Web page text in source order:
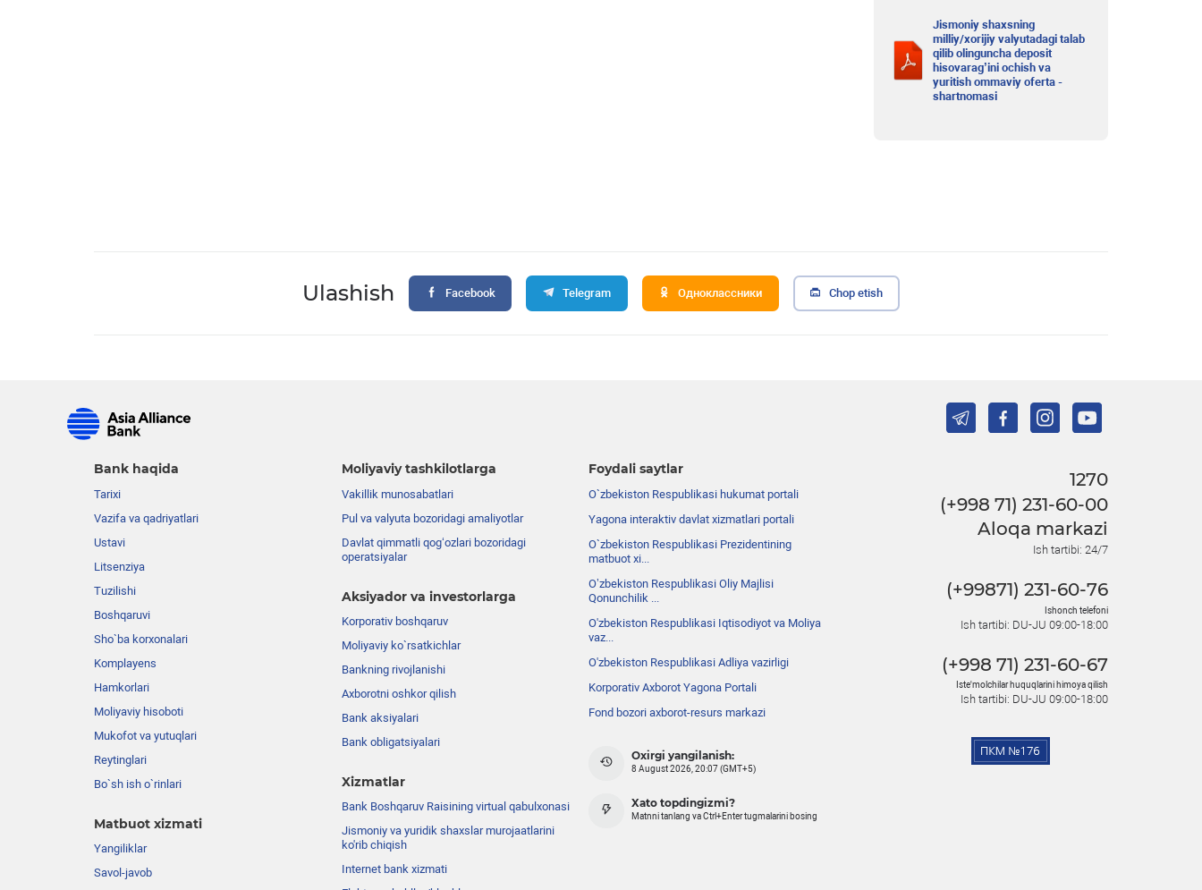
Jismoniy shaxsning
milliy/xorijiy valyutadagi talab
qilib olinguncha deposit
hisovarag’ini ochish va
yuritish ommaviy oferta -
shartnomasi
Ulashish Facebook Telegram Одноклассники Chop etish
Bank haqida
Tarixi
Vazifa va qadriyatlari
Ustavi
Litsenziya
Tuzilishi
Boshqaruvi
Sho`ba korxonalari
Komplayens
Hamkorlari
Moliyaviy hisoboti
Mukofot va yutuqlari
Reytinglari
Bo`sh ish o`rinlari
Matbuot xizmati
Yangiliklar
Savol-javob
Moliyaviy tashkilotlarga
Vakillik munosabatlari
Pul va valyuta bozoridagi amaliyotlar
Davlat qimmatli qog‘ozlari bozoridagi
operatsiyalar
Aksiyador va investorlarga
Korporativ boshqaruv
Moliyaviy ko`rsatkichlar
Bankning rivojlanishi
Axborotni oshkor qilish
Bank aksiyalari
Bank obligatsiyalari
Xizmatlar
Bank Boshqaruv Raisining virtual qabulxonasi
Jismoniy va yuridik shaxslar murojaatlarini
ko'rib chiqish
Internet bank xizmati
Foydali saytlar
O`zbekiston Respublikasi hukumat portali
Yagona interaktiv davlat xizmatlari portali
O`zbekiston Respublikasi Prezidentining
matbuot xi...
Oʼzbekiston Respublikasi Oliy Majlisi
Qonunchilik ...
O'zbekiston Respublikasi Iqtisodiyot va Moliya
vaz...
O'zbekiston Respublikasi Adliya vazirligi
Korporativ Axborot Yagona Portali
Fond bozori axborot-resurs markazi
Oxirgi yangilanish:
8 August 2026, 20:07 (GMT+5)
Xato topdingizmi?
Matnni tanlang va Ctrl+Enter tugmalarini bosing
1270
(+998 71) 231-60-00
Aloqa markazi
Ish tartibi: 24/7
(+99871) 231-60-76
Ishonch telefoni
Ish tartibi: DU-JU 09:00-18:00
(+998 71) 231-60-67
Iste'molchilar huquqlarini himoya qilish
Ish tartibi: DU-JU 09:00-18:00